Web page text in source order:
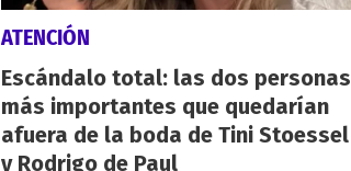
ATENCIÓN
Escándalo total: las dos personas
más importantes que quedarían
afuera de la boda de Tini Stoessel
y Rodrigo de Paul